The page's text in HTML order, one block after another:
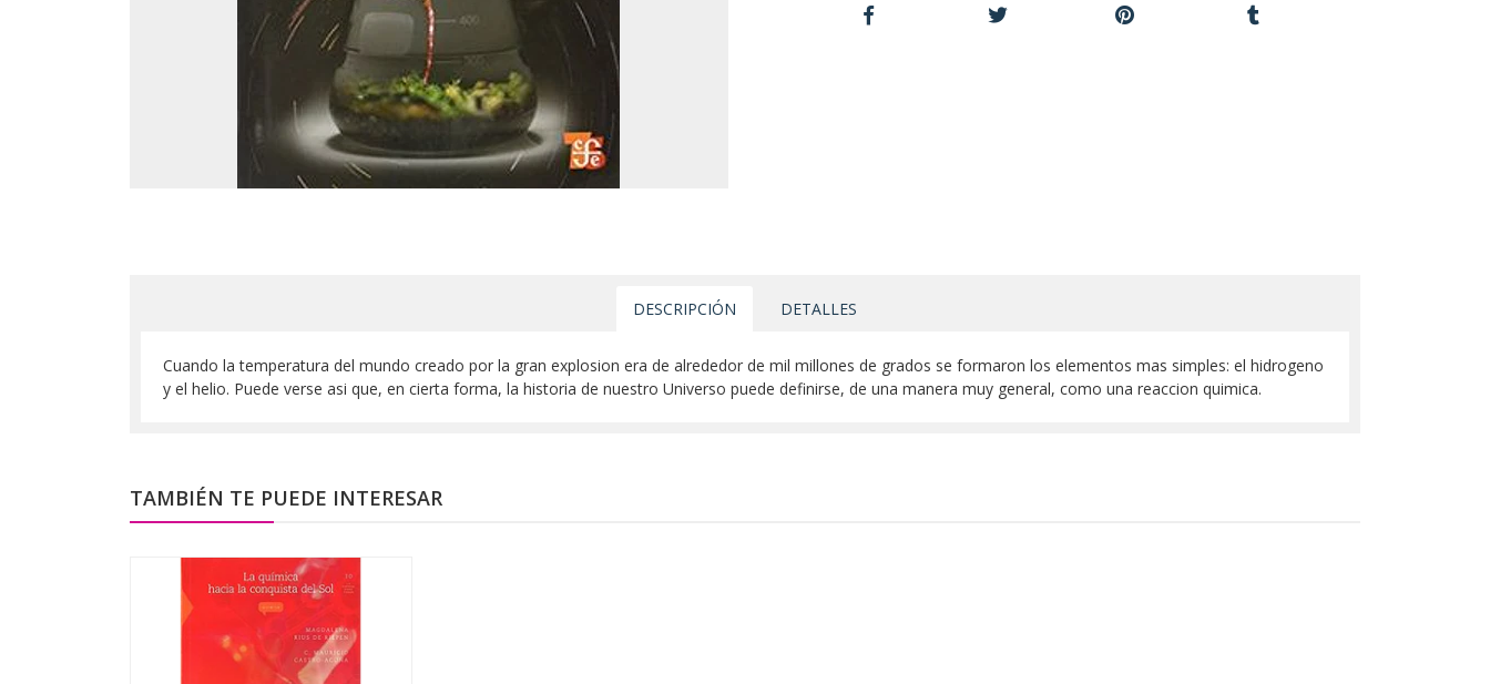
DESCRIPCIÓN DETALLES
Cuando la temperatura del mundo creado por la gran explosion era de alrededor de mil millones de grados se formaron los elementos mas simples: el hidrogeno
y el helio. Puede verse asi que, en cierta forma, la historia de nuestro Universo puede definirse, de una manera muy general, como una reaccion quimica.
TAMBIÉN TE PUEDE INTERESAR